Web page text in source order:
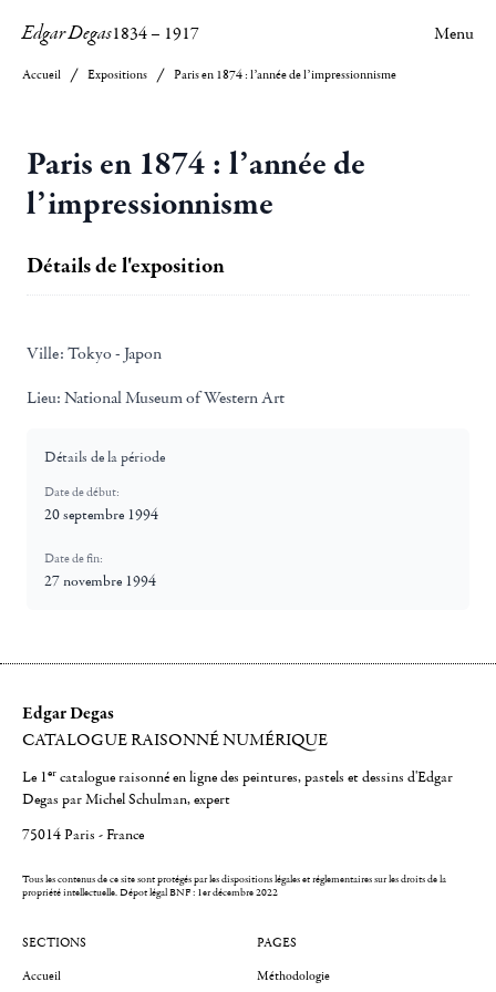
Edgar Degas1834– 1917 Menu
Accueil Expositions Paris en 1874 : l’année de l’impressionnisme
Paris en 1874 : l’année de
l’impressionnisme
Détails de l'exposition
Ville: Tokyo - Japon
Lieu: National Museum of Western Art
Détails de la période
Date de début:
20 septembre 1994
Date de fin:
27 novembre 1994
Edgar Degas
CATALOGUE RAISONNÉ NUMÉRIQUE
Le 1er catalogue raisonné en ligne des peintures, pastels et dessins d'Edgar
Degas par Michel Schulman, expert
75014 Paris - France
Tous les contenus de ce site sont protégés par les dispositions légales et réglementaires sur les droits de la
propriété intellectuelle.Dépot légal BNF : 1er décembre 2022
SECTIONS
Accueil
PAGES
Méthodologie